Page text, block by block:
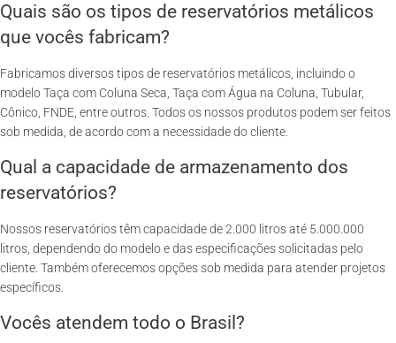
Quais são os tipos de reservatórios metálicos
que vocês fabricam?
Fabricamos diversos tipos de reservatórios metálicos, incluindo o
modelo Taça com Coluna Seca, Taça com Água na Coluna, Tubular,
Cônico, FNDE, entre outros. Todos os nossos produtos podem ser feitos
sob medida, de acordo com a necessidade do cliente.
Qual a capacidade de armazenamento dos
reservatórios?
Nossos reservatórios têm capacidade de 2.000 litros até 5.000.000
litros, dependendo do modelo e das especificações solicitadas pelo
cliente. Também oferecemos opções sob medida para atender projetos
específicos.
Vocês atendem todo o Brasil?